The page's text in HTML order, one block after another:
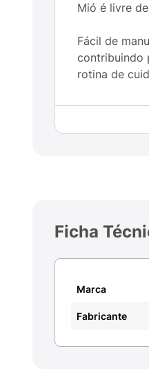
Mió é livre
Fácil de
contribuindo
rotina de
Ficha
Marca
Fabricante